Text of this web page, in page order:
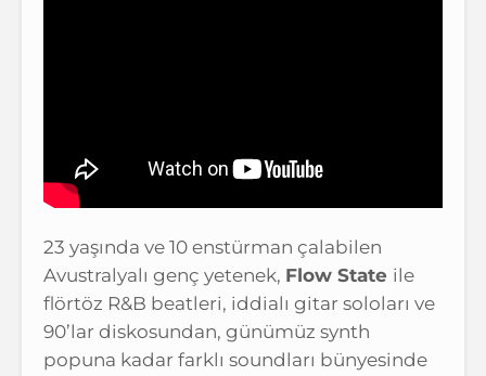
23 yaşında ve 10 enstürman çalabilen
Avustralyalı genç yetenek, Flow State ile
flörtöz R&B beatleri, iddialı gitar soloları ve
90’lar diskosundan, günümüz synth
popuna kadar farklı soundları bünyesinde